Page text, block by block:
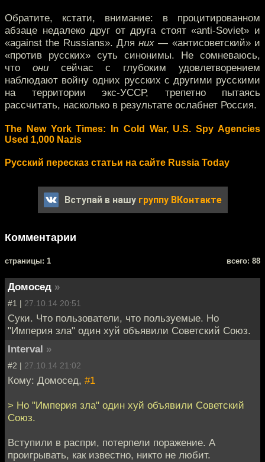
Обратите, кстати, внимание: в процитированном
абзаце недалеко друг от друга стоят «anti-Soviet» и
«against the Russians». Дляних — «антисоветский» и
«против русских» суть синонимы. Не сомневаюсь,
что онисейчас с глубоким удовлетворением
наблюдают войну одних русских с другими русскими
на территории экс-УССР, трепетно пытаясь
рассчитать, насколько в результате ослабнет Россия.
The New York Times: In Cold War, U.S. Spy Agencies
Used 1,000 Nazis
Русский пересказ статьи на сайте Russia Today
Вступай в нашу группу ВКонтакте
Комментарии
cтраницы: 1 всего: 88
Домосед »
#1 | 27.10.14 20:51
Суки. Что пользователи, что пользуемые. Но
"Империя зла" один хуй объявили Советский Союз.
Interval »
#2 | 27.10.14 21:02
Кому: Домосед, #1
> Но "Империя зла" один хуй объявили Советский
Союз.
Вступили в распри, потерпели поражение. А
проигрывать, как известно, никто не любит.